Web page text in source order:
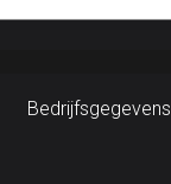
Bedrijfsgegevens